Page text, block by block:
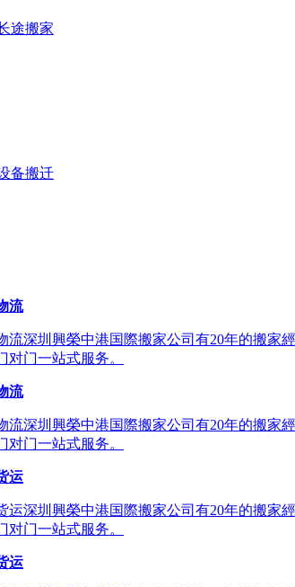
途搬家
备搬迁
流
深圳興榮中港国際搬家公司有20年的搬
门一站式服务。
流
深圳興榮中港国際搬家公司有20年的搬
门一站式服务。
运
深圳興榮中港国際搬家公司有20年的搬
门一站式服务。
运